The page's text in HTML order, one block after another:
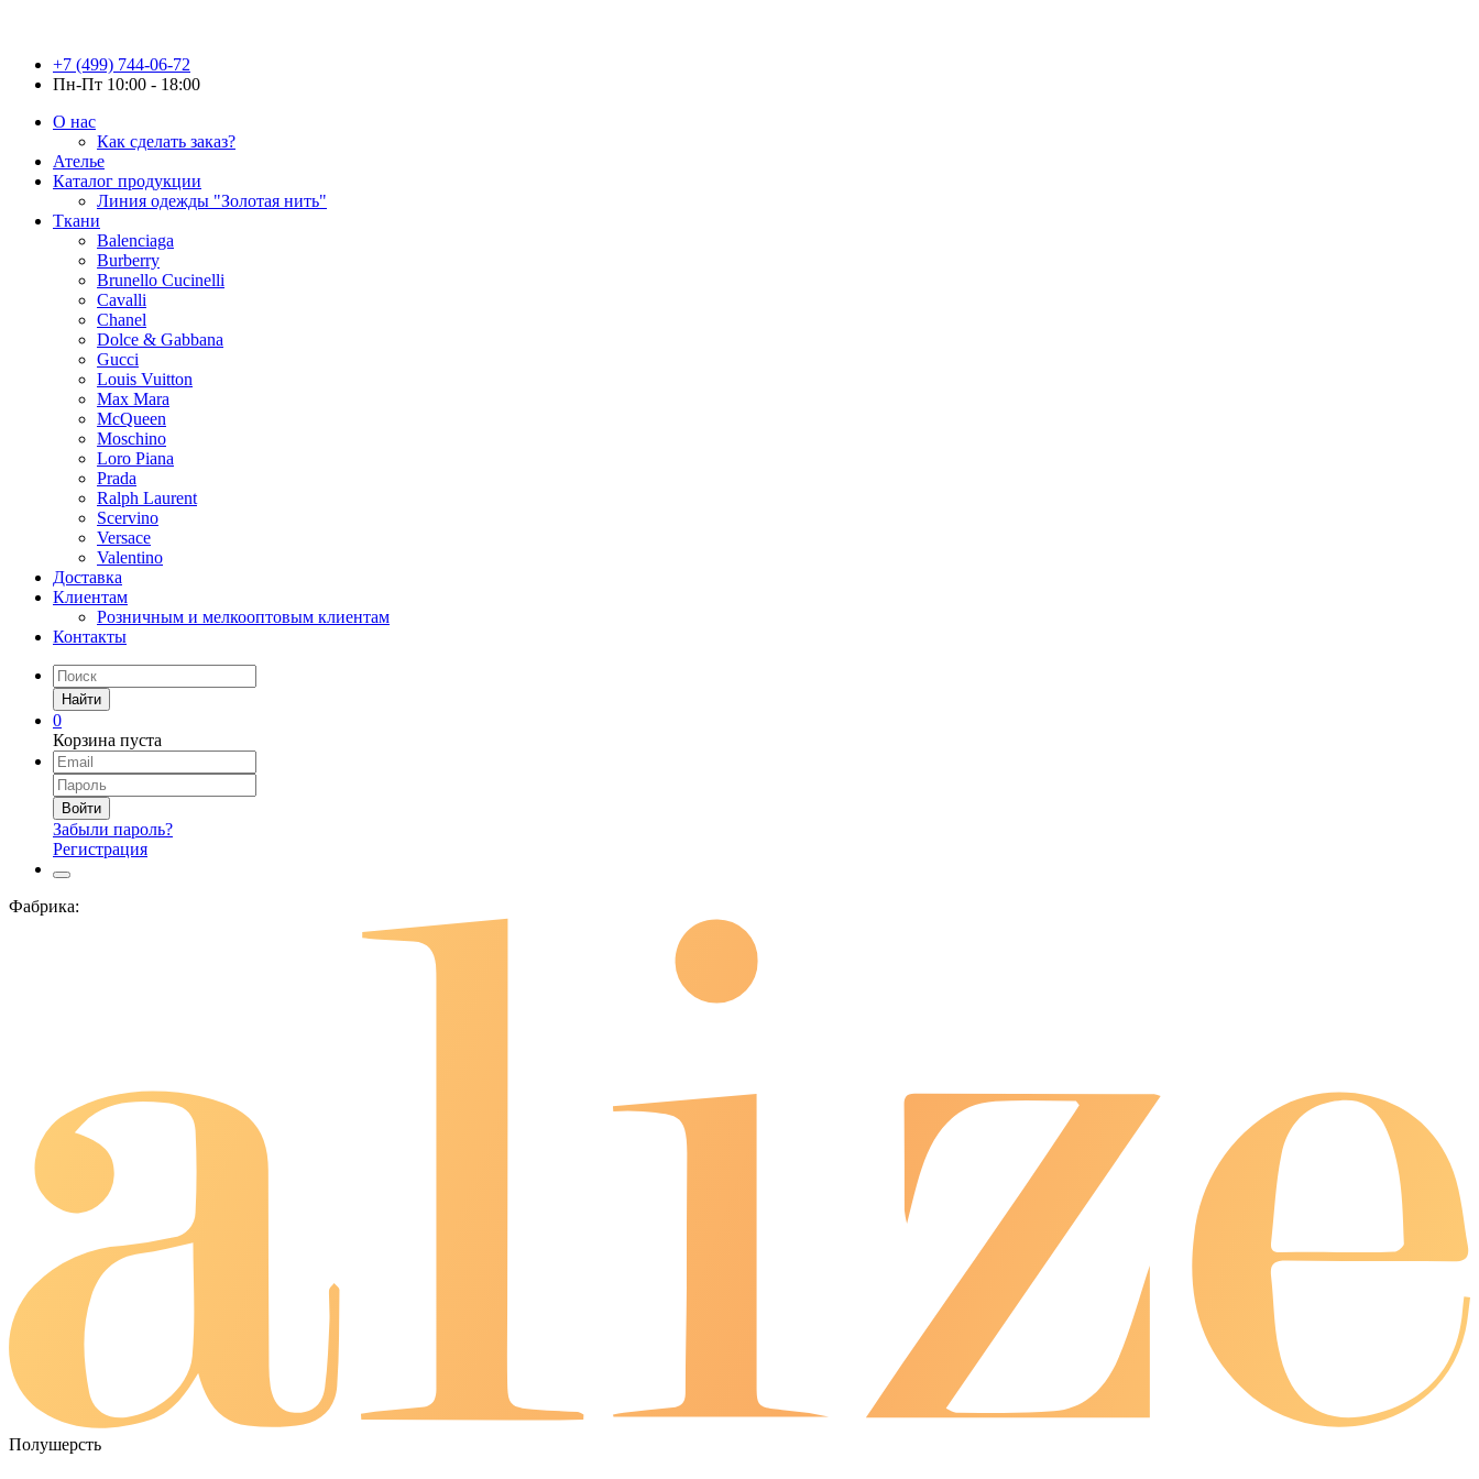
+7 (499) 744-06-72
Пн-Пт 10:00 - 18:00
О нас
Как сделать заказ?
Ателье
Каталог продукции
Линия одежды "Золотая нить"
Ткани
Balenciaga
Burberry
Brunello Cucinelli
Cavalli
Chanel
Dolce & Gabbana
Gucci
Louis Vuitton
Max Mara
McQueen
Moschino
Loro Piana
Prada
Ralph Laurent
Scervino
Versace
Valentino
Доставка
Клиентам
Розничным и мелкооптовым клиентам
Контакты
Найти
0
Корзина пуста
Войти
Забыли пароль?
Регистрация
Фабрика:
Полушерсть